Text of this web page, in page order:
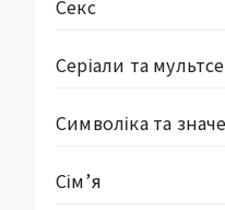
Секс
Серіали та
Символіка та
Сім’я